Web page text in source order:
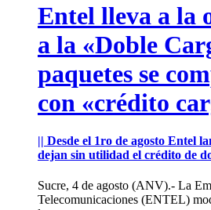
Entel lleva a la
a la «Doble
paquetes se
con «crédito
|| Desde el 1ro de agosto Entel
dejan sin utilidad el crédito de
Sucre, 4 de agosto (ANV).- La
Telecomunicaciones (ENTEL)